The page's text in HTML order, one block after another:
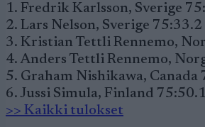
1. Fredrik Karlsson, Sverige
2. Lars Nelson, Sverige 75:33.2
3. Kristian Tettli Rennemo,
4. Anders Tettli Rennemo,
5. Graham Nishikawa, Canada
6. Jussi Simula, Finland 75:50.1
>> Kaikki tulokset